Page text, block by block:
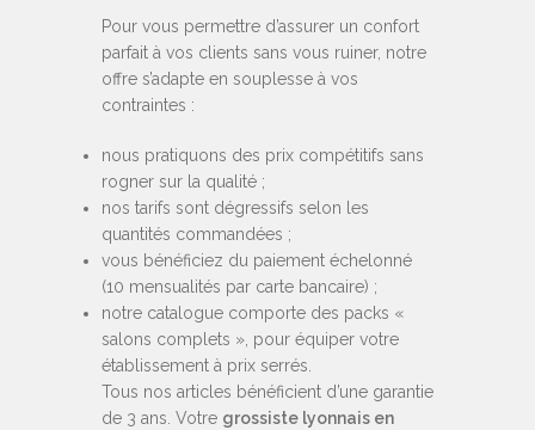
Pour vous permettre d’assurer un confort
parfait à vos clients sans vous ruiner, notre
offre s’adapte en souplesse à vos
contraintes :
nous pratiquons des prix compétitifs sans
rogner sur la qualité ;
nos tarifs sont dégressifs selon les
quantités commandées ;
vous bénéficiez du paiement échelonné
(10 mensualités par carte bancaire) ;
notre catalogue comporte des packs «
salons complets », pour équiper votre
établissement à prix serrés.
Tous nos articles bénéficient d’une garantie
de 3 ans. Votre grossiste lyonnais en